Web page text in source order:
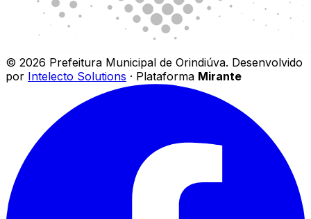
© 2026 Prefeitura Municipal de Orindiúva. Desenvolvido
por Intelecto Solutions · Plataforma Mirante